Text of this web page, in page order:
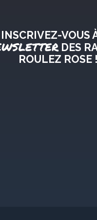
INSCRIVEZ-VOUS
DES
ROULEZ ROSE !